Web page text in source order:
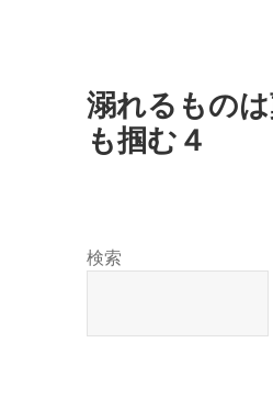
溺れるもの
も掴む４
検索